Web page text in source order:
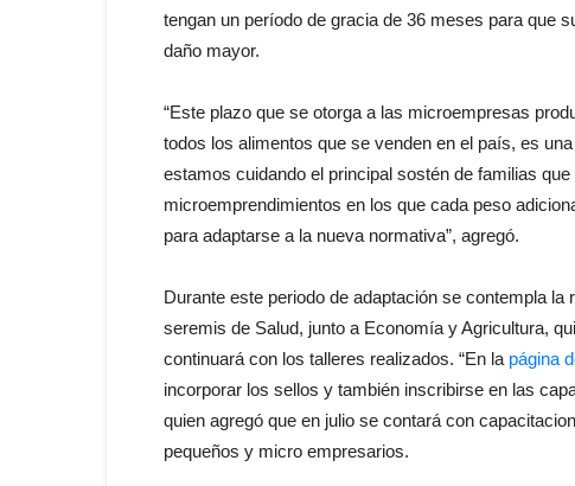
tengan un período de gracia de 36 meses para que
daño mayor.
“Este plazo que se otorga a las microempresas
todos los alimentos que se venden en el país, es
estamos cuidando el principal sostén de familias
microemprendimientos en los que cada peso
para adaptarse a la nueva normativa”, agregó.
Durante este periodo de adaptación se contempla
seremis de Salud, junto a Economía y Agricultura,
continuará con los talleres realizados. “En la página
incorporar los sellos y también inscribirse en las
quien agregó que en julio se contará con
pequeños y micro empresarios.